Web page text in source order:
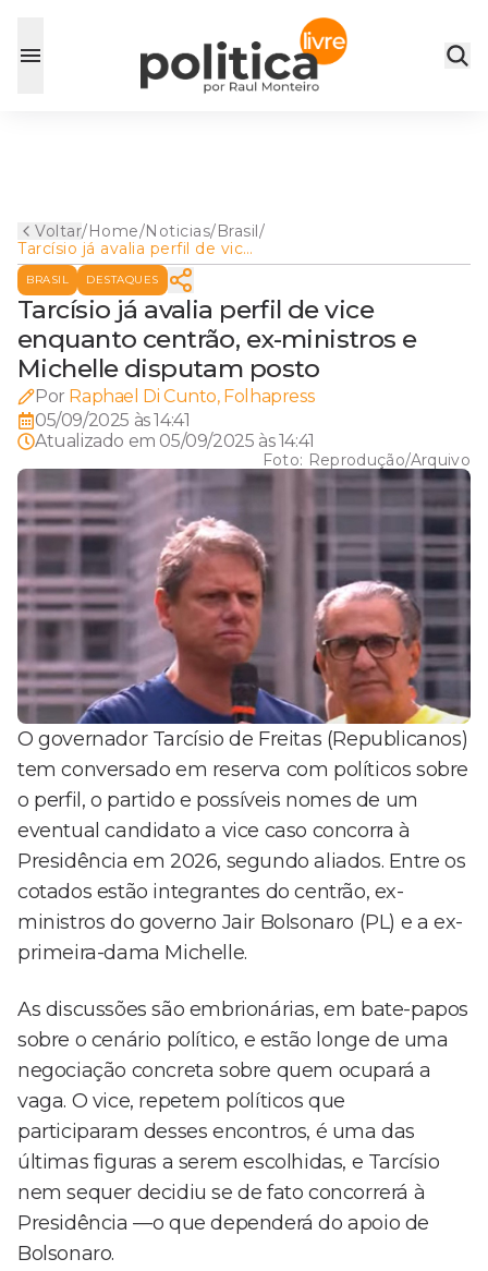
Voltar/Home/Noticias/Brasil/
Tarcísio já avalia perfil de vice
enquanto centrão, ex-
ministros e Michelle
disputam posto
BRASIL DESTAQUES
Tarcísio já avalia perfil de vice
enquanto centrão, ex-ministros e
Michelle disputam posto
Por Raphael Di Cunto, Folhapress
05/09/2025 às 14:41
Atualizado em 05/09/2025 às 14:41
Foto: Reprodução/Arquivo
O governador Tarcísio de Freitas (Republicanos)
tem conversado em reserva com políticos sobre
o perfil, o partido e possíveis nomes de um
eventual candidato a vice caso concorra à
Presidência em 2026, segundo aliados. Entre os
cotados estão integrantes do centrão, ex-
ministros do governo Jair Bolsonaro (PL) e a ex-
primeira-dama Michelle.
As discussões são embrionárias, em bate-papos
sobre o cenário político, e estão longe de uma
negociação concreta sobre quem ocupará a
vaga. O vice, repetem políticos que
participaram desses encontros, é uma das
últimas figuras a serem escolhidas, e Tarcísio
nem sequer decidiu se de fato concorrerá à
Presidência —o que dependerá do apoio de
Bolsonaro.